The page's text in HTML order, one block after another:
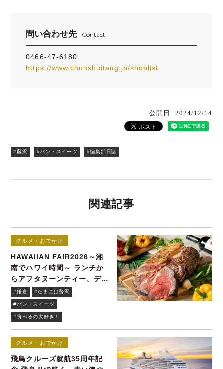
問い合わせ先 Contact
0466-47-6180
https://www.chunshuitang.jp/shoplist
公開日 2024/12/14
#藤沢 #パン・スイーツ #編集部日誌
関連記事
グルメ・おでかけ
HAWAIIAN FAIR2026～湘
南でハワイ時間～ ランチか
らアフタヌーンティー、ディ
ナーまで！
#鎌倉 #たまには贅沢
#パン・スイーツ
#食べるの大好き！
グルメ・おでかけ
飛鳥クルーズ就航35周年記